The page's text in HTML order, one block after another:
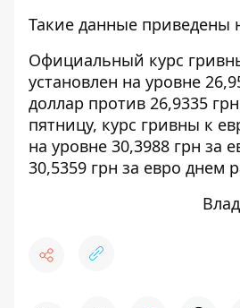
Такие данные приведены
Официальный курс
установлен на уровне
доллар против 26,9335
пятницу, курс гривны к
на уровне 30,3988 грн за
30,5359 грн за евро днем